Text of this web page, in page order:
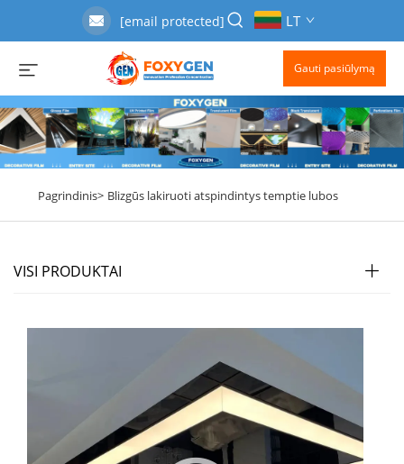
[email protected] LT
Gauti pasiūlymą
Pagrindinis> Blizgūs lakiruoti atspindintys temptie lubos
VISI PRODUKTAI